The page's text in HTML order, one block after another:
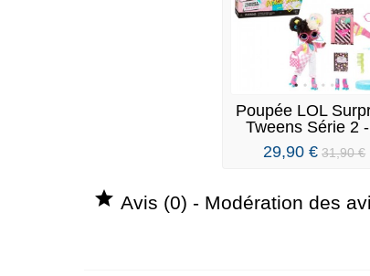
Poupée LOL
Tweens Série 2
29,90 € 31,90 €
 Avis (0) - Modération des